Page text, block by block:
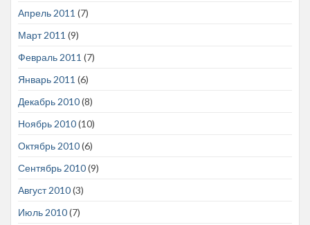
Апрель 2011 (7)
Март 2011 (9)
Февраль 2011 (7)
Январь 2011 (6)
Декабрь 2010(8)
Ноябрь 2010(10)
Октябрь 2010(6)
Сентябрь 2010(9)
Август 2010(3)
Июль 2010(7)